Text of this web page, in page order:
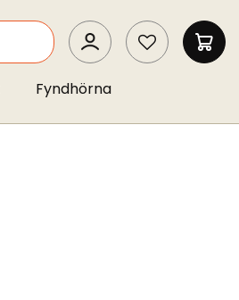
SEARCH
MIN
Fyndhörna